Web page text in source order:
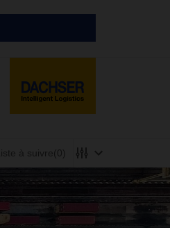
Liste à suivre(0)